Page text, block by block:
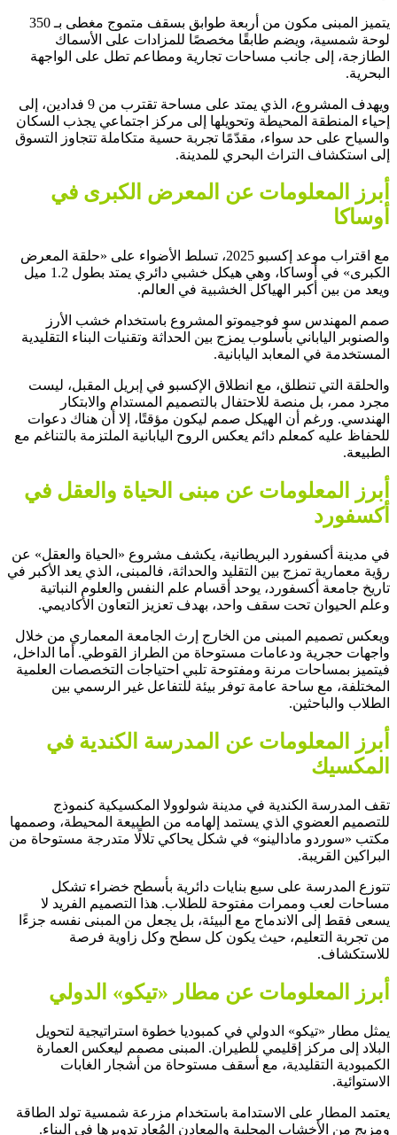
يتميز المبنى مكون من أربعة طوابق بسقف متموج مغطى بـ 350
لوحة شمسية، ويضم طابقًا مخصصًا للمزادات على الأسماك
الطازجة، إلى جانب مساحات تجارية ومطاعم تطل على الواجهة
البحرية.
ويهدف المشروع، الذي يمتد على مساحة تقترب من 9 فدادين، إلى
إحياء المنطقة المحيطة وتحويلها إلى مركز اجتماعي يجذب السكان
والسياح على حد سواء، مقدّمًا تجربة حسية متكاملة تتجاوز التسوق
إلى استكشاف التراث البحري للمدينة.
أبرز المعلومات عن المعرض الكبرى في
أوساكا
مع اقتراب موعد إكسبو 2025، تسلط الأضواء على «حلقة المعرض
الكبرى» في أوساكا، وهي هيكل خشبي دائري يمتد بطول 1.2 ميل
ويعد من بين أكبر الهياكل الخشبية في العالم.
صمم المهندس سو فوجيموتو المشروع باستخدام خشب الأرز
والصنوبر الياباني بأسلوب يمزج بين الحداثة وتقنيات البناء التقليدية
المستخدمة في المعابد اليابانية.
والحلقة التي تنطلق، مع انطلاق الإكسبو في إبريل المقبل، ليست
مجرد ممر، بل منصة للاحتفال بالتصميم المستدام والابتكار
الهندسي. ورغم أن الهيكل صمم ليكون مؤقتًا، إلا أن هناك دعوات
للحفاظ عليه كمعلم دائم يعكس الروح اليابانية الملتزمة بالتناغم مع
الطبيعة.
أبرز المعلومات عن مبنى الحياة والعقل في
أكسفورد
في مدينة أكسفورد البريطانية، يكشف مشروع «الحياة والعقل» عن
رؤية معمارية تمزج بين التقليد والحداثة، فالمبنى، الذي يعد الأكبر في
تاريخ جامعة أكسفورد، يوحد أقسام علم النفس والعلوم النباتية
وعلم الحيوان تحت سقف واحد، بهدف تعزيز التعاون الأكاديمي.
ويعكس تصميم المبنى من الخارج إرث الجامعة المعماري من خلال
واجهات حجرية ودعامات مستوحاة من الطراز القوطي. أما الداخل،
فيتميز بمساحات مرنة ومفتوحة تلبي احتياجات التخصصات العلمية
المختلفة، مع ساحة عامة توفر بيئة للتفاعل غير الرسمي بين
الطلاب والباحثين.
أبرز المعلومات عن المدرسة الكندية في
المكسيك
تقف المدرسة الكندية في مدينة شولوولا المكسيكية كنموذج
للتصميم العضوي الذي يستمد إلهامه من الطبيعة المحيطة، وصممها
مكتب «سوردو مادالينو» في شكل يحاكي تلالًا متدرجة مستوحاة من
البراكين القريبة.
تتوزع المدرسة على سبع بنايات دائرية بأسطح خضراء تشكل
مساحات لعب وممرات مفتوحة للطلاب. هذا التصميم الفريد لا
يسعى فقط إلى الاندماج مع البيئة، بل يجعل من المبنى نفسه جزءًا
من تجربة التعليم، حيث يكون كل سطح وكل زاوية فرصة
للاستكشاف.
أبرز المعلومات عن مطار «تيكو» الدولي
يمثل مطار «تيكو» الدولي في كمبوديا خطوة استراتيجية لتحويل
البلاد إلى مركز إقليمي للطيران. المبنى مصمم ليعكس العمارة
الكمبودية التقليدية، مع أسقف مستوحاة من أشجار الغابات
الاستوائية.
يعتمد المطار على الاستدامة باستخدام مزرعة شمسية تولد الطاقة
ومزيج من الأخشاب المحلية والمعادن المُعاد تدويرها في البناء.